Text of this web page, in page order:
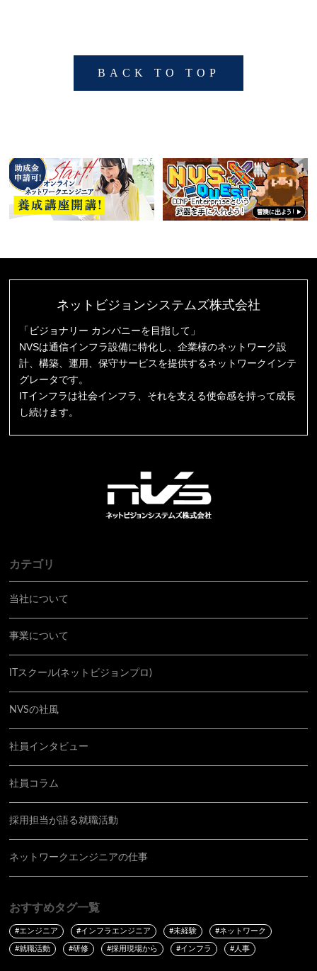
BACK TO TOP
ネットビジョンシステムズ株式会社
「ビジョナリー カンパニーを目指して」
NVSは通信インフラ設備に特化し、企業様のネットワーク設
計、構築、運用、保守サービスを提供するネットワークインテ
グレータです。
ITインフラは社会インフラ、それを支える使命感を持って成長
し続けます。
カテゴリ
当社について
事業について
ITスクール(ネットビジョンプロ)
NVSの社風
社員インタビュー
社員コラム
採用担当が語る就職活動
ネットワークエンジニアの仕事
おすすめタグ一覧
#エンジニア #インフラエンジニア #未経験 #ネットワーク
#就職活動 #研修 #採用現場から #インフラ #人事